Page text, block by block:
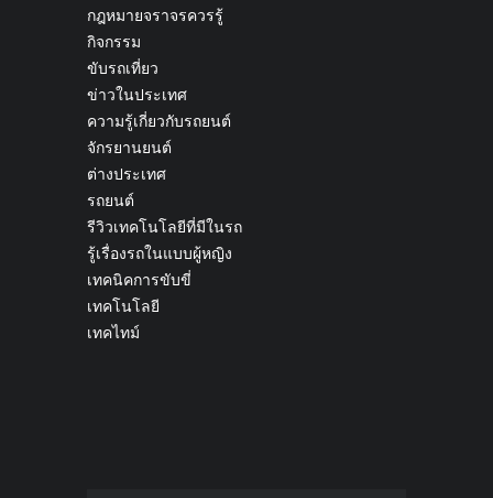
กฎหมายจราจรควรรู้
กิจกรรม
ขับรถเที่ยว
ข่าวในประเทศ
ความรู้เกี่ยวกับรถยนต์
จักรยานยนต์
ต่างประเทศ
รถยนต์
รีวิวเทคโนโลยีที่มีในรถ
รู้เรื่องรถในแบบผู้หญิง
เทคนิคการขับขี่
เทคโนโลยี
เทคไทม์